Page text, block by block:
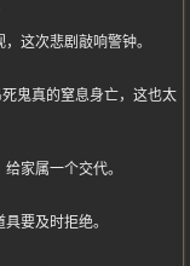
这次悲剧敲响警钟。
鬼真的窒息身亡，这也太
家属一个交代。
要及时拒绝。